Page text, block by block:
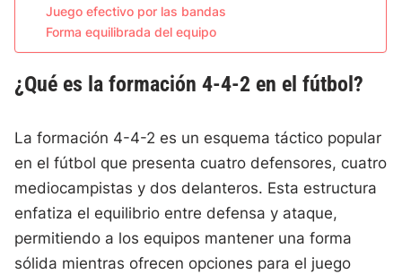
Juego efectivo por las bandas
Forma equilibrada del equipo
¿Qué es la formación 4-4-2 en el fútbol?
La formación 4-4-2 es un esquema táctico popular
en el fútbol que presenta cuatro defensores, cuatro
mediocampistas y dos delanteros. Esta estructura
enfatiza el equilibrio entre defensa y ataque,
permitiendo a los equipos mantener una forma
sólida mientras ofrecen opciones para el juego